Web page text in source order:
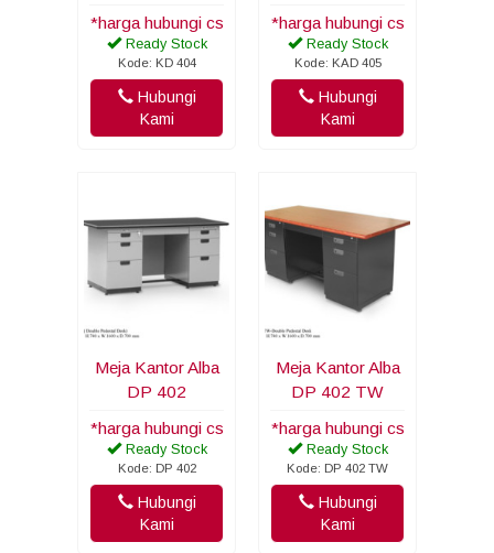
*harga hubungi cs
Ready Stock
Kode: KD 404
Hubungi
Kami
*harga hubungi cs
Ready Stock
Kode: KAD 405
Hubungi
Kami
Meja Kantor Alba
DP 402
*harga hubungi cs
Ready Stock
Kode: DP 402
Hubungi
Kami
Meja Kantor Alba
DP 402 TW
*harga hubungi cs
Ready Stock
Kode: DP 402 TW
Hubungi
Kami